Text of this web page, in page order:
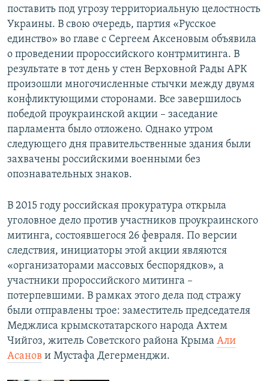
поставить под угрозу территориальную целостность
Украины. В свою очередь, партия «Русское
единство» во главе с Сергеем Аксеновым объявила
о проведении пророссийского контрмитинга. В
результате в тот день у стен Верховной Рады АРК
произошли многочисленные стычки между двумя
конфликтующими сторонами. Все завершилось
победой проукраинской акции – заседание
парламента было отложено. Однако утром
следующего дня правительственные здания были
захвачены российскими военными без
опознавательных знаков.
В 2015 году российская прокуратура открыла
уголовное дело против участников проукраинского
митинга, состоявшегося 26 февраля. По версии
следствия, инициаторы этой акции являются
«организаторами массовых беспорядков», а
участники пророссийского митинга –
потерпевшими. В рамках этого дела под стражу
были отправлены трое: заместитель председателя
Меджлиса крымскотатарского народа Ахтем
Чийгоз, житель Советского района Крыма Али
Асанов и Мустафа Дегерменджи.